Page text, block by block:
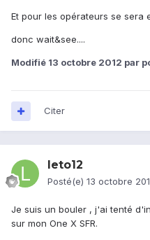
Et pour les opérateurs se sera
donc wait&see....
Modifié 13 octobre 2012 par
Citer
leto12
Posté(e) 13 octobre
Je suis un bouler , j'ai tenté
sur mon One X SFR.